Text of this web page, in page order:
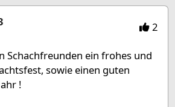
53, 24. Dec '25 2
Schachfreunden ein frohes und
sowie einen guten
!